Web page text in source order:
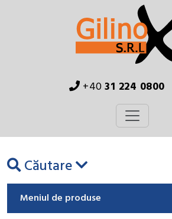
+4031 224 0800
Căutare
Meniul de produse